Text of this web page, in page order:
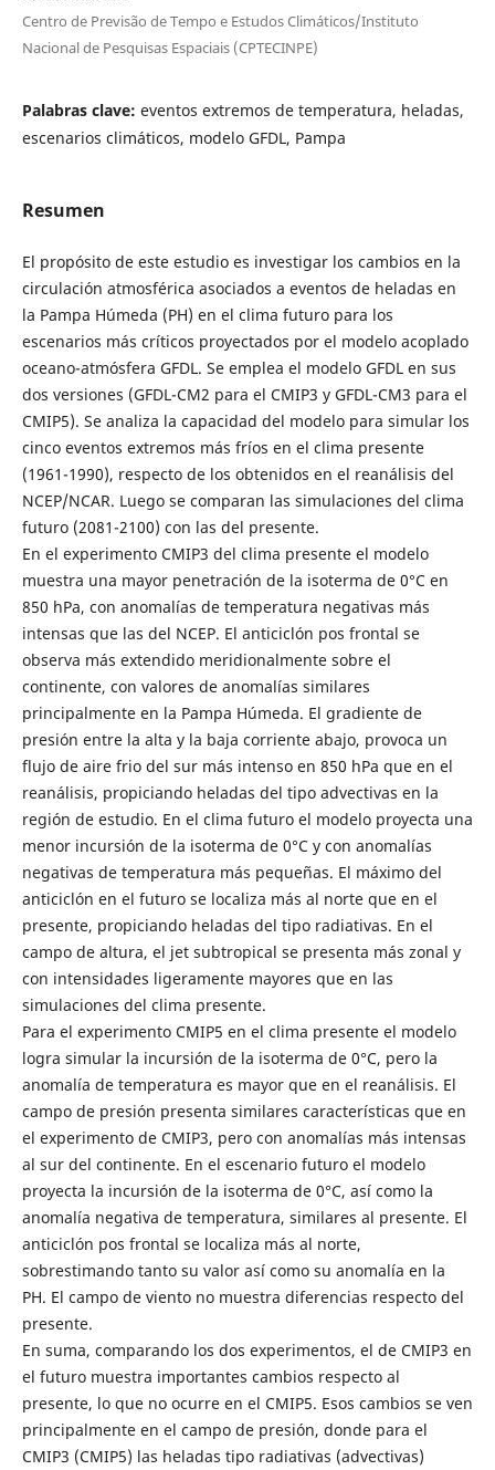
Centro de Previsão de Tempo e Estudos Climáticos/Instituto
Nacional de Pesquisas Espaciais (CPTECINPE)
Palabras clave: eventos extremos de temperatura, heladas,
escenarios climáticos, modelo GFDL, Pampa
Resumen
El propósito de este estudio es investigar los cambios en la
circulación atmosférica asociados a eventos de heladas en
la Pampa Húmeda (PH) en el clima futuro para los
escenarios más críticos proyectados por el modelo acoplado
oceano-atmósfera GFDL. Se emplea el modelo GFDL en sus
dos versiones (GFDL-CM2 para el CMIP3 y GFDL-CM3 para el
CMIP5). Se analiza la capacidad del modelo para simular los
cinco eventos extremos más fríos en el clima presente
(1961-1990), respecto de los obtenidos en el reanálisis del
NCEP/NCAR. Luego se comparan las simulaciones del clima
futuro (2081-2100) con las del presente.
En el experimento CMIP3 del clima presente el modelo
muestra una mayor penetración de la isoterma de 0°C en
850 hPa, con anomalías de temperatura negativas más
intensas que las del NCEP. El anticiclón pos frontal se
observa más extendido meridionalmente sobre el
continente, con valores de anomalías similares
principalmente en la Pampa Húmeda. El gradiente de
presión entre la alta y la baja corriente abajo, provoca un
flujo de aire frio del sur más intenso en 850 hPa que en el
reanálisis, propiciando heladas del tipo advectivas en la
región de estudio. En el clima futuro el modelo proyecta una
menor incursión de la isoterma de 0°C y con anomalías
negativas de temperatura más pequeñas. El máximo del
anticiclón en el futuro se localiza más al norte que en el
presente, propiciando heladas del tipo radiativas. En el
campo de altura, el jet subtropical se presenta más zonal y
con intensidades ligeramente mayores que en las
simulaciones del clima presente.
Para el experimento CMIP5 en el clima presente el modelo
logra simular la incursión de la isoterma de 0°C, pero la
anomalía de temperatura es mayor que en el reanálisis. El
campo de presión presenta similares características que en
el experimento de CMIP3, pero con anomalías más intensas
al sur del continente. En el escenario futuro el modelo
proyecta la incursión de la isoterma de 0°C, así como la
anomalía negativa de temperatura, similares al presente. El
anticiclón pos frontal se localiza más al norte,
sobrestimando tanto su valor así como su anomalía en la
PH. El campo de viento no muestra diferencias respecto del
presente.
En suma, comparando los dos experimentos, el de CMIP3 en
el futuro muestra importantes cambios respecto al
presente, lo que no ocurre en el CMIP5. Esos cambios se ven
principalmente en el campo de presión, donde para el
CMIP3 (CMIP5) las heladas tipo radiativas (advectivas)